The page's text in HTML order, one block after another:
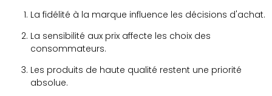
La fidélité à la marque influence les décisions d'achat.
La sensibilité aux prix affecte les choix des
consommateurs.
Les produits de haute qualité restent une priorité
absolue.